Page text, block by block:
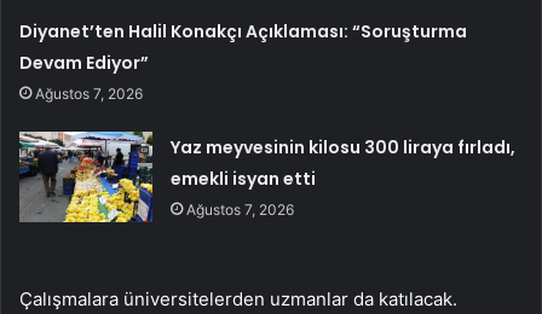
Diyanet’ten Halil Konakçı Açıklaması: “Soruşturma
Devam Ediyor”
Ağustos 7, 2026
Yaz meyvesinin kilosu 300 liraya fırladı,
emekli isyan etti
Ağustos 7, 2026
Çalışmalara üniversitelerden uzmanlar da katılacak.